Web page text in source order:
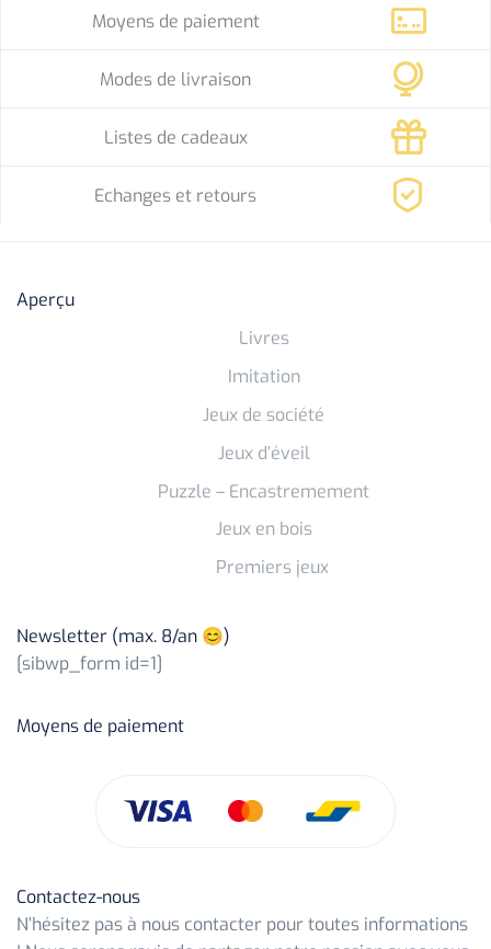
Moyens de paiement
Modes de livraison
Listes de cadeaux
Echanges et retours
Aperçu
Livres
Imitation
Jeux de société
Jeux d’éveil
Puzzle – Encastremement
Jeux en bois
Premiers jeux
Newsletter (max. 8/an 😊)
[sibwp_form id=1]
Moyens de paiement
Contactez-nous
N’hésitez pas à nous contacter pour toutes informations